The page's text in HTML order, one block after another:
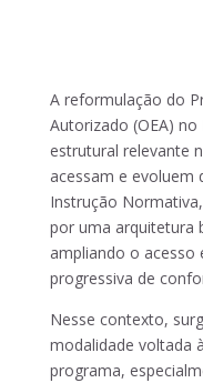
A reformulação do
Autorizado (OEA)
estrutural relevante
acessam e evoluem
Instrução
por uma arquitetura
ampliando o acesso
progressiva de
Nesse contexto,
modalidade voltada
programa,